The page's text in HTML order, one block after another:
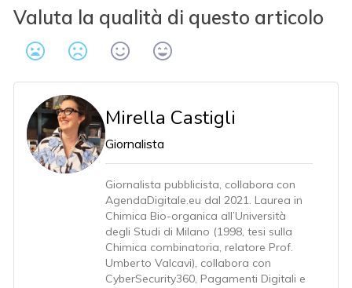
Valuta la qualità di questo articolo
Mirella Castigli
Giornalista
Giornalista pubblicista, collabora con
AgendaDigitale.eu dal 2021. Laurea in
Chimica Bio-organica all’Università
degli Studi di Milano (1998, tesi sulla
Chimica combinatoria, relatore Prof.
Umberto Valcavi), collabora con
CyberSecurity360, Pagamenti Digitali e